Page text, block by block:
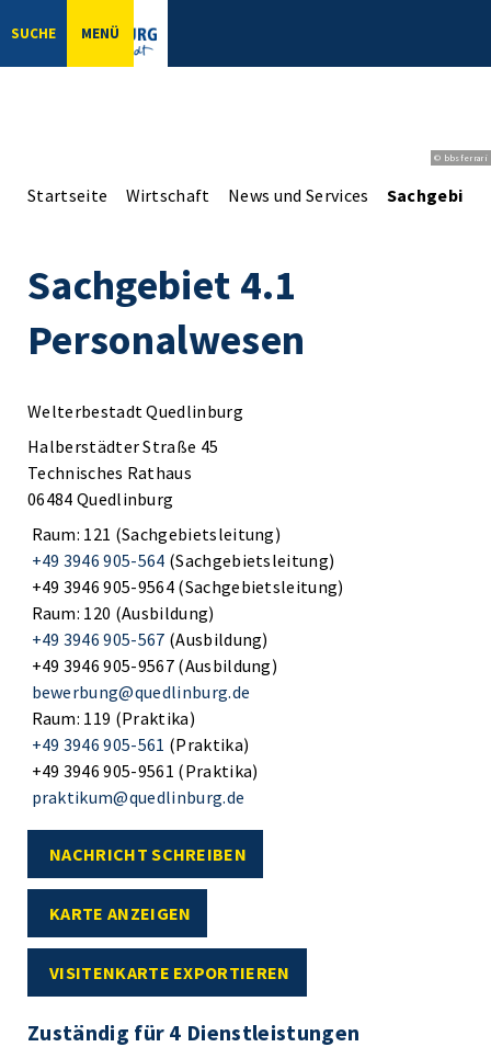
SUCHE MENÜ
© bbsferrari
Startseite Wirtschaft News und Services Sachgebiet
Sachgebiet 4.1
Personalwesen
Welterbestadt Quedlinburg
Halberstädter Straße 45
Technisches Rathaus
06484 Quedlinburg
Raum: 121 (Sachgebietsleitung)
+49 3946 905-564 (Sachgebietsleitung)
+49 3946 905-9564 (Sachgebietsleitung)
Raum: 120 (Ausbildung)
+49 3946 905-567 (Ausbildung)
+49 3946 905-9567 (Ausbildung)
bewerbung@quedlinburg.de
Raum: 119 (Praktika)
+49 3946 905-561 (Praktika)
+49 3946 905-9561 (Praktika)
praktikum@quedlinburg.de
NACHRICHT SCHREIBEN
KARTE ANZEIGEN
VISITENKARTE EXPORTIEREN
Zuständig für 4 Dienstleistungen